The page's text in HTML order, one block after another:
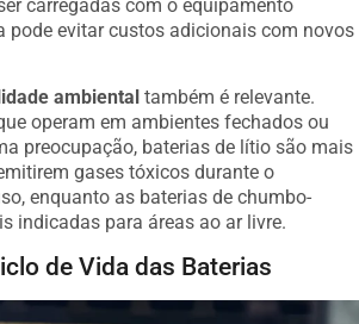
pode evitar custos adicionais com novos
ambiental também é relevante.
operam em ambientes fechados ou
preocupação, baterias de lítio são mais
gases tóxicos durante o
enquanto as baterias de chumbo-
indicadas para áreas ao ar livre.
de Vida das Baterias